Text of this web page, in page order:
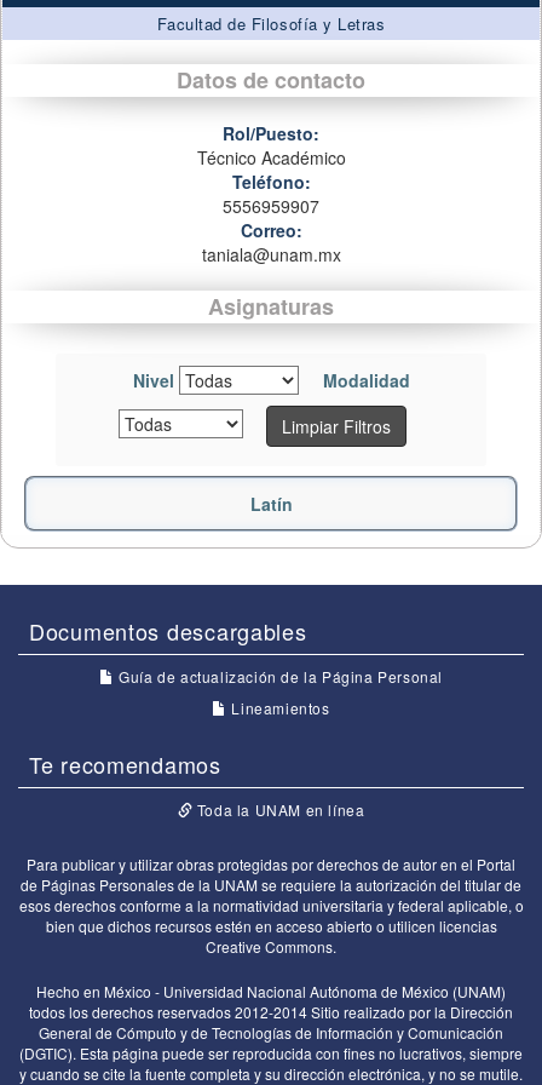
Facultad de Filosofía y Letras
Datos de contacto
Rol/Puesto:
Técnico Académico
Teléfono:
5556959907
Correo:
taniala@unam.mx
Asignaturas
Nivel
Modalidad
Limpiar Filtros
Latín
Documentos descargables
Guía de actualización de la Página Personal
Lineamientos
Te recomendamos
Toda la UNAM en línea
Para publicar y utilizar obras protegidas por derechos de autor en el Portal
de Páginas Personales de la UNAM se requiere la autorización del titular de
esos derechos conforme a la normatividad universitaria y federal aplicable, o
bien que dichos recursos estén en acceso abierto o utilicen licencias
Creative Commons.
Hecho en México - Universidad Nacional Autónoma de México (UNAM)
todos los derechos reservados 2012-2014 Sitio realizado por la Dirección
General de Cómputo y de Tecnologías de Información y Comunicación
(DGTIC). Esta página puede ser reproducida con fines no lucrativos, siempre
y cuando se cite la fuente completa y su dirección electrónica, y no se mutile.